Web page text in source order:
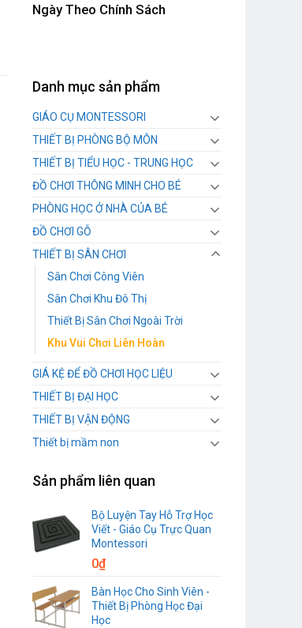
Ngày Theo Chính Sách
Danh mục sản phẩm
GIÁO CỤ MONTESSORI
THIẾT BỊ PHÒNG BỘ MÔN
THIẾT BỊ TIỂU HỌC - TRUNG HỌC
ĐỒ CHƠI THÔNG MINH CHO BÉ
PHÒNG HỌC Ở NHÀ CỦA BÉ
ĐỒ CHƠI GỖ
THIẾT BỊ SÂN CHƠI
Sân Chơi Công Viên
Sân Chơi Khu Đô Thị
Thiết Bị Sân Chơi Ngoài Trời
Khu Vui Chơi Liên Hoàn
GIÁ KỆ ĐỂ ĐỒ CHƠI HỌC LIỆU
THIẾT BỊ ĐẠI HỌC
THIẾT BỊ VẬN ĐỘNG
Thiết bị mầm non
Sản phẩm liên quan
Bộ Luyện Tay Hỗ Trợ Học
Viết - Giáo Cụ Trực Quan
Montessori
0₫
Bàn Học Cho Sinh Viên -
Thiết Bị Phòng Học Đại
Học